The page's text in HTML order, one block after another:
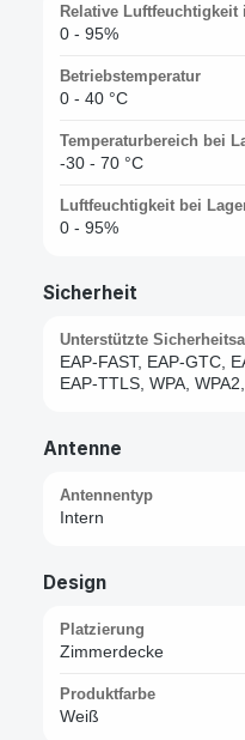
Relative Luftfeuchtigkeit
0 - 95%
Betriebstemperatur
0 - 40 °C
Temperaturbereich bei
-30 - 70 °C
Luftfeuchtigkeit bei
0 - 95%
Sicherheit
Unterstützte
EAP-FAST, EAP-GTC,
EAP-TTLS, WPA, WPA2,
Antenne
Antennentyp
Intern
Design
Platzierung
Zimmerdecke
Produktfarbe
Weiß